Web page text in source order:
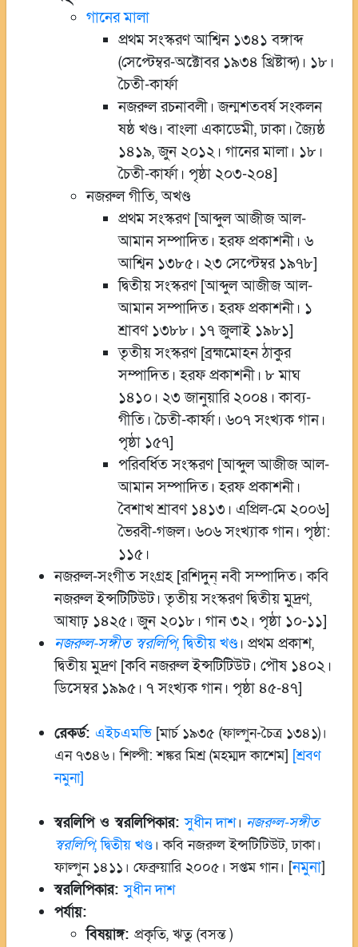
গানের মালা
প্রথম সংস্করণ আশ্বিন ১৩৪১ বঙ্গাব্দ
(সেপ্টেম্বর-অক্টোবর ১৯৩৪ খ্রিষ্টাব্দ)। ১৮।
চৈতী-কার্ফা
নজরুল রচনাবলী। জন্মশতবর্ষ সংকলন
ষষ্ঠ খণ্ড। বাংলা একাডেমী, ঢাকা। জ্যৈষ্ঠ
১৪১৯, জুন ২০১২। গানের মালা। ১৮।
চৈতী-কার্ফা। পৃষ্ঠা ২০৩-২০৪]
নজরুল গীতি, অখণ্ড
প্রথম সংস্করণ [আব্দুল আজীজ আল-
আমান সম্পাদিত। হরফ প্রকাশনী। ৬
আশ্বিন ১৩৮৫। ২৩ সেপ্টেম্বর ১৯৭৮]
দ্বিতীয় সংস্করণ [আব্দুল আজীজ আল-
আমান সম্পাদিত। হরফ প্রকাশনী। ১
শ্রাবণ ১৩৮৮। ১৭ জুলাই ১৯৮১]
তৃতীয় সংস্করণ [ব্রহ্মমোহন ঠাকুর
সম্পাদিত। হরফ প্রকাশনী। ৮ মাঘ
১৪১০। ২৩ জানুয়ারি ২০০৪। কাব্য-
গীতি। চৈতী-কার্ফা। ৬০৭ সংখ্যক গান।
পৃষ্ঠা ১৫৭]
পরিবর্ধিত সংস্করণ [আব্দুল আজীজ আল-
আমান সম্পাদিত। হরফ প্রকাশনী।
বৈশাখ শ্রাবণ ১৪১৩। এপ্রিল-মে ২০০৬]
ভৈরবী-গজল। ৬০৬ সংখ্যাক গান। পৃষ্ঠা:
১১৫।
নজরুল-সংগীত সংগ্রহ [রশিদুন্‌ নবী সম্পাদিত। কবি
নজরুল ইন্সটিটিউট। তৃতীয় সংস্করণ দ্বিতীয় মুদ্রণ,
আষাঢ় ১৪২৫। জুন ২০১৮। গান ৩২। পৃষ্ঠা ১০-১১]
নজরুল-সঙ্গীত স্বরলিপি, দ্বিতীয় খণ্ড। প্রথম প্রকাশ,
দ্বিতীয় মুদ্রণ [কবি নজরুল ইন্সটিটিউট। পৌষ ১৪০২।
ডিসেম্বর ১৯৯৫। ৭ সংখ্যক গান। পৃষ্ঠা ৪৫-৪৭]
রেকর্ড: এইচএমভি [মার্চ ১৯৩৫ (ফাল্গুন-চৈত্র ১৩৪১)।
এন ৭৩৪৬। শিল্পী: শঙ্কর মিশ্র (মহম্মদ কাশেম] [শ্রবণ
নমুনা]
স্বরলিপি ও স্বরলিপিকার:সুধীন দাশ। নজরুল-সঙ্গীত
স্বরলিপি, দ্বিতীয় খণ্ড। কবি নজরুল ইন্সটিটিউট, ঢাকা।
ফাল্গুন ১৪১১। ফেব্রুয়ারি ২০০৫। সপ্তম গান। [নমুনা]
স্বরলিপিকার:সুধীন দাশ
পর্যায়:
বিষয়াঙ্গ: প্রকৃতি, ঋতু (বসন্ত )